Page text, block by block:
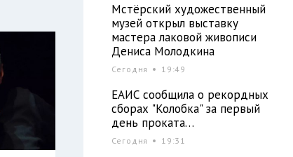
Мстёрский художественный
музей открыл выставку
мастера лаковой живописи
Дениса Молодкина
Сегодня 19:49
ЕАИС сообщила о рекордных
сборах "Колобка" за первый
день проката…
Сегодня 19:31